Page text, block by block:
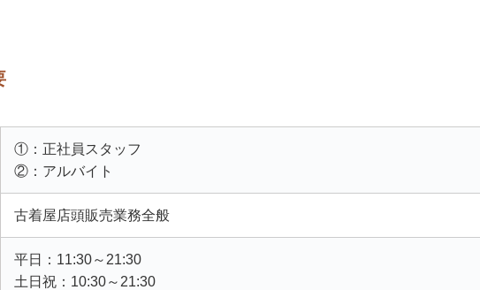
①：正社員スタッフ
②：アルバイト
古着屋店頭販売業務全般
平日：11:30～21:30
土日祝：10:30～21:30